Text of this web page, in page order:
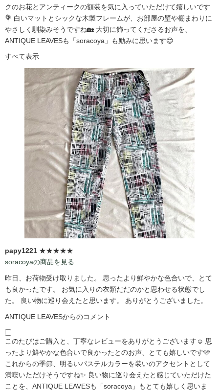
クのお花とアンティークの額装を気に入っていただけて嬉しいです
💐 白いマットとシックな木製フレームが、お部屋の壁や棚まわりに
やさしく馴染みそうですね🏡 大切に飾ってくださるお声を、
ANTIQUE LEAVESも「soracoya」も励みに思います😊
すべて表示
papy1221 ★★★★★
soracoyaの商品を見る
昨日、お荷物受け取りました。 思ったより鮮やかな色合いで、とて
も良かったです。 お気に入りの衣類だだのかと思わせる状態でし
た。 良い物に巡り会えたと思います。 ありがとうございました。
ANTIQUE LEAVESからのコメント
このたびはご購入と、丁寧なレビューをありがとうございます☺️ 思
ったより鮮やかな色合いで良かったとのお声、とても嬉しいです🩷
これからの季節、明るいパステルカラーを装いのアクセントとして
満喫いただけそうですね✨ 良い物に巡り会えたと感じていただけた
ことを、ANTIQUE LEAVESも「soracoya」もとても嬉しく思いま